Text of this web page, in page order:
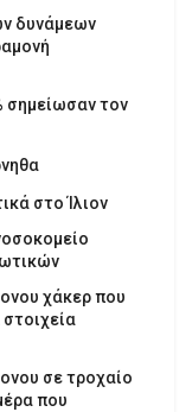
δυνάμεων
σημείωσαν τον
στο Ίλιον
χάκερ που
σε τροχαίο
που